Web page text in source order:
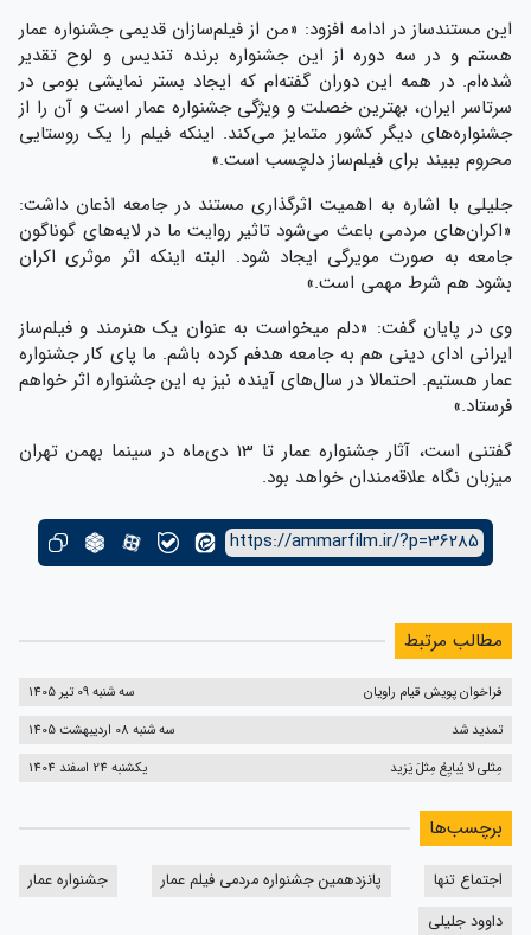
این مستندساز در ادامه افزود: «من از فیلم‎‌سازان قدیمی جشنواره عمار
هستم و در سه دوره از این جشنواره برنده تندیس و لوح تقدیر
شده‌ام. در همه این دوران گفته‌ام که ایجاد بستر نمایشی بومی در
سرتاسر ایران، بهترین خصلت و ویژگی جشنواره عمار است و آن را از
جشنواره‌های دیگر کشور متمایز می‌کند. اینکه فیلم را یک روستایی
محروم ببیند برای فیلم‌ساز دلچسب است.»
جلیلی با اشاره به اهمیت اثرگذاری مستند در جامعه اذعان داشت:
«اکران‌های مردمی باعث می‌شود تاثیر روایت ما در لایه‌های گوناگون
جامعه به صورت مویرگی ایجاد شود. البته اینکه اثر موثری اکران
بشود هم شرط مهمی است.»
وی در پایان گفت: «دلم میخواست به عنوان یک هنرمند و فیلم‌ساز
ایرانی ادای دینی هم به جامعه هدفم کرده باشم. ما پای کار جشنواره
عمار هستیم. احتمالا در سال‌های آینده نیز به این جشنواره اثر خواهم
فرستاد.»
گفتنی است، آثار جشنواره عمار تا 13 دی‌ماه در سینما بهمن تهران
میزبان نگاه علاقه‌مندان خواهد بود.
https://ammarfilm.ir/?p=36285
مطالب مرتبط
فراخوان پویش قیام راویان
سه شنبه 09 تیر 1405
تمدید شد
سه شنبه 08 اردیبهشت 1405
مِثلی لا یُبایِعُ مِثلَ یَزید
یکشنبه 24 اسفند 1404
برچسب‌ها
اجتماع تنها پانزدهمین جشنواره مردمی فیلم عمار
جشنواره عمار
داوود جلیلی